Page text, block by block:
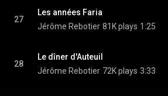
27
Les années Faria
Jérôme Rebotier 81K plays 1:25
28
Le dîner d'Auteuil
Jérôme Rebotier 72K plays 3:33